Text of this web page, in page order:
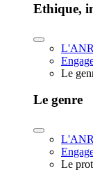
Ethique,
L'ANR
Le
Le genre
L'ANR
Le